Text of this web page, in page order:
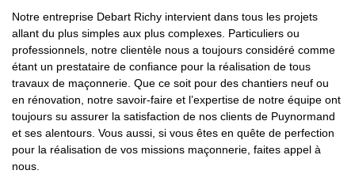
Notre entreprise Debart Richy intervient dans tous les projets
allant du plus simples aux plus complexes. Particuliers ou
professionnels, notre clientèle nous a toujours considéré comme
étant un prestataire de confiance pour la réalisation de tous
travaux de maçonnerie. Que ce soit pour des chantiers neuf ou
en rénovation, notre savoir-faire et l’expertise de notre équipe ont
toujours su assurer la satisfaction de nos clients de Puynormand
et ses alentours. Vous aussi, si vous êtes en quête de perfection
pour la réalisation de vos missions maçonnerie, faites appel à
nous.